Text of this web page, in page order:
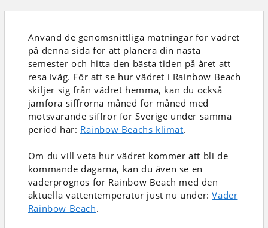
Använd de genomsnittliga mätningar för vädret
på denna sida för att planera din nästa
semester och hitta den bästa tiden på året att
resa iväg. För att se hur vädret i Rainbow Beach
skiljer sig från vädret hemma, kan du också
jämföra siffrorna måned för måned med
motsvarande siffror för Sverige under samma
period här: Rainbow Beachs klimat.
Om du vill veta hur vädret kommer att bli de
kommande dagarna, kan du även se en
väderprognos för Rainbow Beach med den
aktuella vattentemperatur just nu under:Väder
Rainbow Beach.